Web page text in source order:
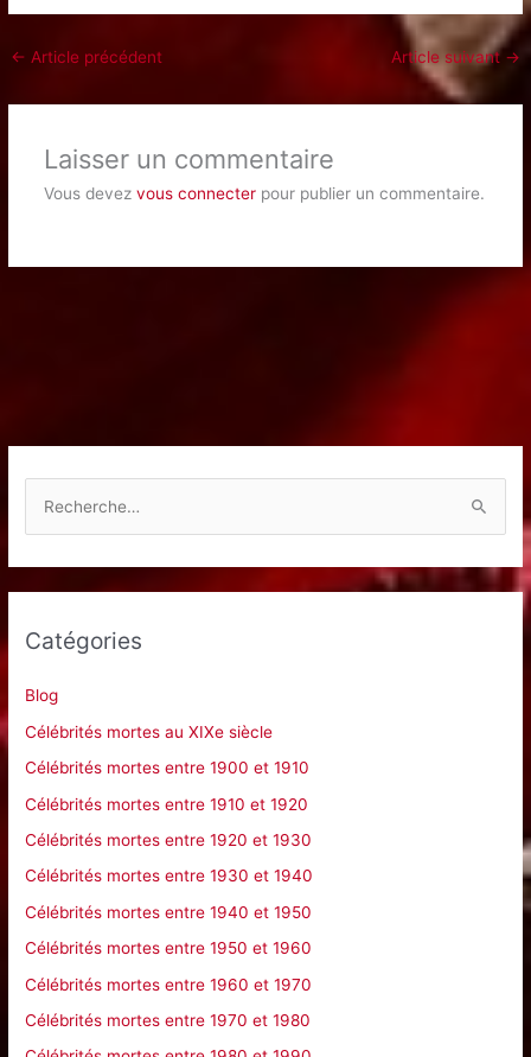
← Article précédent Article suivant →
Laisser un commentaire
Vous devez vous connecterpour publier un commentaire.
h
r
:
Catégories
Blog
Célébrités mortes au XIXe siècle
Célébrités mortes entre 1900 et 1910
Célébrités mortes entre 1910 et 1920
Célébrités mortes entre 1920 et 1930
Célébrités mortes entre 1930 et 1940
Célébrités mortes entre 1940 et 1950
Célébrités mortes entre 1950 et 1960
Célébrités mortes entre 1960 et 1970
Célébrités mortes entre 1970 et 1980